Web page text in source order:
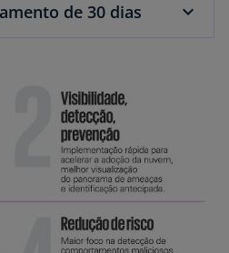
de 30 dias